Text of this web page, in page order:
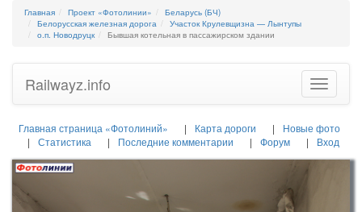
Главная Проект «Фотолинии»
Беларусь (БЧ)
Белорусская железная дорога
Участок Крулевщизна — Лынтупы
о.п. Новодруцк
Бывшая котельная в пассажирском здании
Toggle
Railwayz.info
Главная страница «Фотолиний» Карта дороги
Новые фото
Статистика
Последние комментарии Форум Вход